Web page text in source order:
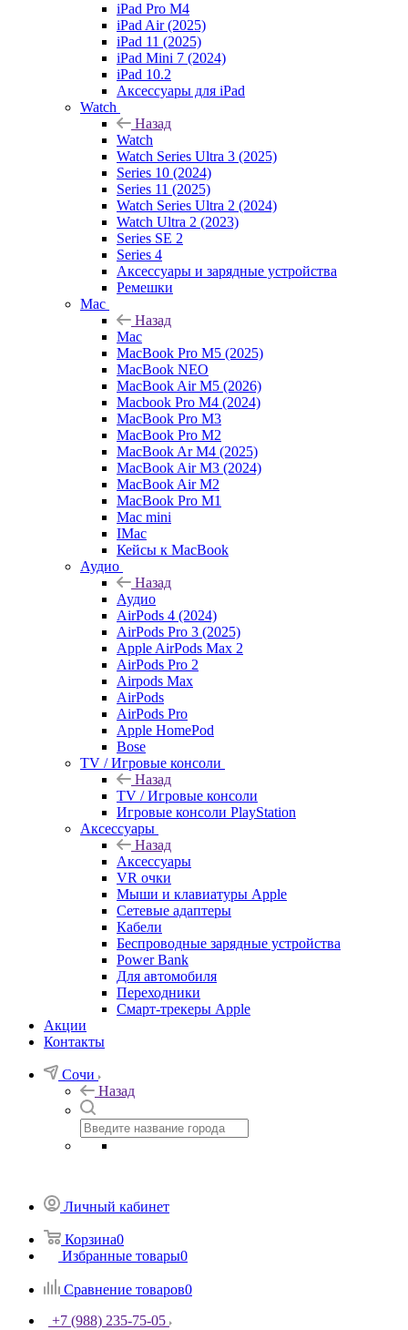
iPad Pro M4
iPad Air (2025)
iPad 11 (2025)
iPad Mini 7 (2024)
iPad 10.2
Аксессуары для iPad
Watch
Назад
Watch
Watch Series Ultra 3 (2025)
Series 10 (2024)
Series 11 (2025)
Watch Series Ultra 2 (2024)
Watch Ultra 2 (2023)
Series SE 2
Series 4
Аксессуары и зарядные устройства
Ремешки
Mac
Назад
Mac
MacBook Pro M5 (2025)
MacBook NEO
MacBook Air M5 (2026)
Macbook Pro M4 (2024)
MacBook Pro M3
MacBook Pro M2
MacBook Ar M4 (2025)
MacBook Air M3 (2024)
MacBook Air M2
MacBook Pro M1
Mac mini
IMac
Кейсы к MacBook
Аудио
Назад
Аудио
AirPods 4 (2024)
AirPods Pro 3 (2025)
Apple AirPods Max 2
AirPods Pro 2
Airpods Max
AirPods
AirPods Pro
Apple HomePod
Bose
TV / Игровые консоли
Назад
TV / Игровые консоли
Игровые консоли PlayStation
Аксессуары
Назад
Аксессуары
VR очки
Мыши и клавиатуры Apple
Сетевые адаптеры
Кабели
Беспроводные зарядные устройства
Power Bank
Для автомобиля
Переходники
Смарт-трекеры Apple
Акции
Контакты
Сочи
Назад
Личный кабинет
Корзина0
Избранные товары0
Сравнение товаров0
+7 (988) 235-75-05